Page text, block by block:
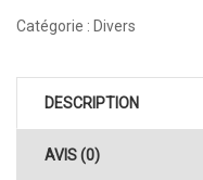
Catégorie : Divers
DESCRIPTION
AVIS (0)